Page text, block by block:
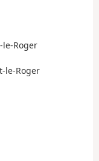
Roger
le-Roger